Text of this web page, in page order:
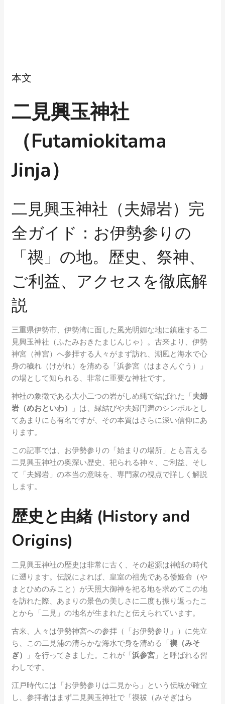
本文
二見興玉神社
（Futamiokitama
Jinja）
二見興玉神社（夫婦岩）完
全ガイド：お伊勢参りの
「禊」の地。歴史、祭神、
ご利益、アクセスを徹底解
説
三重県伊勢市、伊勢湾に面した風光明媚な地に鎮座する二
見興玉神社（ふたみおきたまじんじゃ）。古来より、伊勢
神宮（神宮）へ参拝する人々がまず訪れ、潮風と海水で心
身の穢れ（けがれ）を清める「浜参宮（はまさんぐう）」
の場として知られる、非常に重要な神社です。
神社の象徴である大小二つの岩がしめ縄で結ばれた「夫婦
岩（めおといわ）
」は、縁結びや夫婦円満のシンボルとし
てあまりにも有名ですが、その本質はさらに深い信仰にあ
ります。
この記事では、お伊勢参りの「始まりの場所」とも言える
二見興玉神社の奥深い歴史、祀られる神々、ご利益、そし
て「夫婦岩」の本当の意味を、専門家の視点で詳しく解説
します。
歴史と由緒 (History and
Origins)
二見興玉神社の歴史は非常に古く、その起源は神話の時代
に遡ります。伝説によれば、皇室の祖先である倭姫命（や
まとひめのみこと）が天照大御神を祀る地を求めてこの地
を訪れた際、あまりの景色の美しさに二度も振り返ったこ
とから「二見」の地名が生まれたと伝えられています。
古来、人々は伊勢神宮への参拝（「お伊勢参り」）に先立
ち、この二見浦の清らかな海水で身を清める「禊（みそ
ぎ）
」を行ってきました。これが「浜参宮 」と呼ばれる習
わしです。
江戸時代には「お伊勢参りは二見から」という伝統が確立
し、参拝者はまず二見興玉神社で「禊祓（みそぎはら